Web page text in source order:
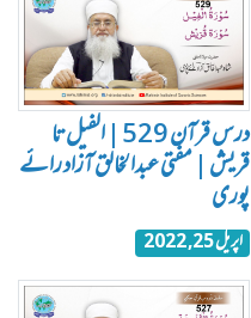
درس قرآن 529 | الفیل تا
قریش | مفتی عبدالخالق آزاد رائے
پوری
اپریل 25, 2022